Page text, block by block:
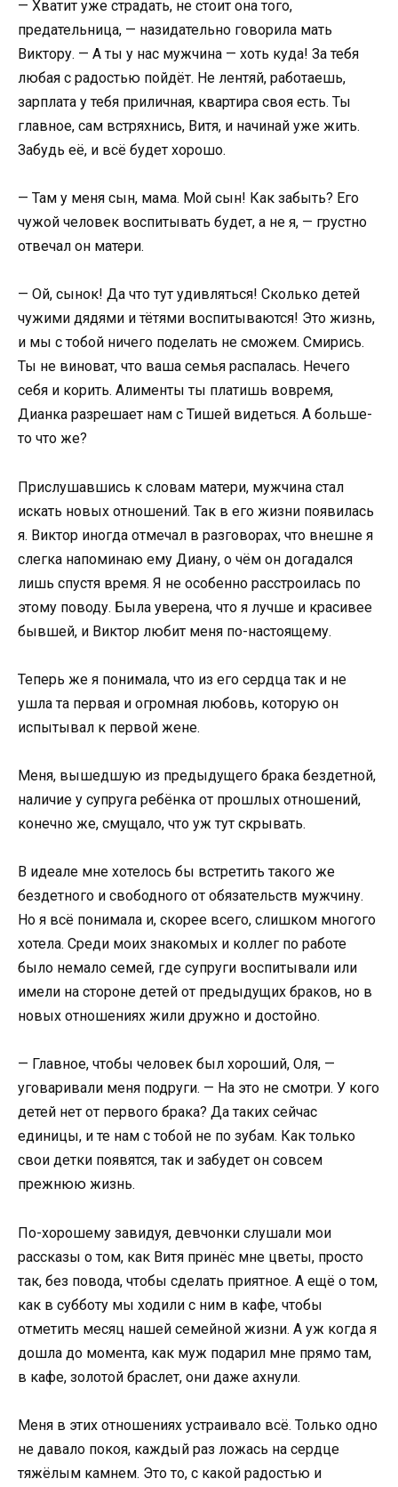
— Хватит уже страдать, не стоит она того,
предательница, — назидательно говорила мать
Виктору. — А ты у нас мужчина — хоть куда! За тебя
любая с радостью пойдёт. Не лентяй, работаешь,
зарплата у тебя приличная, квартира своя есть. Ты
главное, сам встряхнись, Витя, и начинай уже жить.
Забудь её, и всё будет хорошо.
— Там у меня сын, мама. Мой сын! Как забыть? Его
чужой человек воспитывать будет, а не я, — грустно
отвечал он матери.
— Ой, сынок! Да что тут удивляться! Сколько детей
чужими дядями и тётями воспитываются! Это жизнь,
и мы с тобой ничего поделать не сможем. Смирись.
Ты не виноват, что ваша семья распалась. Нечего
себя и корить. Алименты ты платишь вовремя,
Дианка разрешает нам с Тишей видеться. А больше-
то что же?
Прислушавшись к словам матери, мужчина стал
искать новых отношений. Так в его жизни появилась
я. Виктор иногда отмечал в разговорах, что внешне я
слегка напоминаю ему Диану, о чём он догадался
лишь спустя время. Я не особенно расстроилась по
этому поводу. Была уверена, что я лучше и красивее
бывшей, и Виктор любит меня по-настоящему.
Теперь же я понимала, что из его сердца так и не
ушла та первая и огромная любовь, которую он
испытывал к первой жене.
Меня, вышедшую из предыдущего брака бездетной,
наличие у супруга ребёнка от прошлых отношений,
конечно же, смущало, что уж тут скрывать.
В идеале мне хотелось бы встретить такого же
бездетного и свободного от обязательств мужчину.
Но я всё понимала и, скорее всего, слишком многого
хотела. Среди моих знакомых и коллег по работе
было немало семей, где супруги воспитывали или
имели на стороне детей от предыдущих браков, но в
новых отношениях жили дружно и достойно.
— Главное, чтобы человек был хороший, Оля, —
уговаривали меня подруги. — На это не смотри. У кого
детей нет от первого брака? Да таких сейчас
единицы, и те нам с тобой не по зубам. Как только
свои детки появятся, так и забудет он совсем
прежнюю жизнь.
По-хорошему завидуя, девчонки слушали мои
рассказы о том, как Витя принёс мне цветы, просто
так, без повода, чтобы сделать приятное. А ещё о том,
как в субботу мы ходили с ним в кафе, чтобы
отметить месяц нашей семейной жизни. А уж когда я
дошла до момента, как муж подарил мне прямо там,
в кафе, золотой браслет, они даже ахнули.
Меня в этих отношениях устраивало всё. Только одно
не давало покоя, каждый раз ложась на сердце
тяжёлым камнем. Это то, с какой радостью и